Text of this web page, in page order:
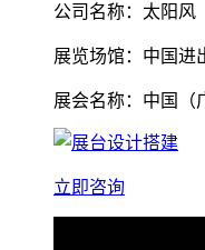
公司名称：太阳风
展览场馆：中国进
展会名称：中国（
立即咨询